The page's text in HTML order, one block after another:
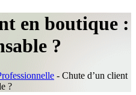
en boutique :
?
- Chute d’un client
?